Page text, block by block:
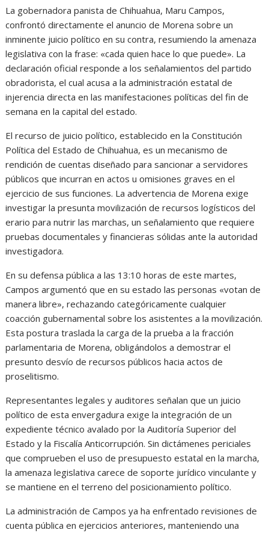
La gobernadora panista de Chihuahua, Maru Campos,
confrontó directamente el anuncio de Morena sobre un
inminente juicio político en su contra, resumiendo la amenaza
legislativa con la frase: «cada quien hace lo que puede». La
declaración oficial responde a los señalamientos del partido
obradorista, el cual acusa a la administración estatal de
injerencia directa en las manifestaciones políticas del fin de
semana en la capital del estado.
El recurso de juicio político, establecido en la Constitución
Política del Estado de Chihuahua, es un mecanismo de
rendición de cuentas diseñado para sancionar a servidores
públicos que incurran en actos u omisiones graves en el
ejercicio de sus funciones. La advertencia de Morena exige
investigar la presunta movilización de recursos logísticos del
erario para nutrir las marchas, un señalamiento que requiere
pruebas documentales y financieras sólidas ante la autoridad
investigadora.
En su defensa pública a las 13:10 horas de este martes,
Campos argumentó que en su estado las personas «votan de
manera libre», rechazando categóricamente cualquier
coacción gubernamental sobre los asistentes a la movilización.
Esta postura traslada la carga de la prueba a la fracción
parlamentaria de Morena, obligándolos a demostrar el
presunto desvío de recursos públicos hacia actos de
proselitismo.
Representantes legales y auditores señalan que un juicio
político de esta envergadura exige la integración de un
expediente técnico avalado por la Auditoría Superior del
Estado y la Fiscalía Anticorrupción. Sin dictámenes periciales
que comprueben el uso de presupuesto estatal en la marcha,
la amenaza legislativa carece de soporte jurídico vinculante y
se mantiene en el terreno del posicionamiento político.
La administración de Campos ya ha enfrentado revisiones de
cuenta pública en ejercicios anteriores, manteniendo una